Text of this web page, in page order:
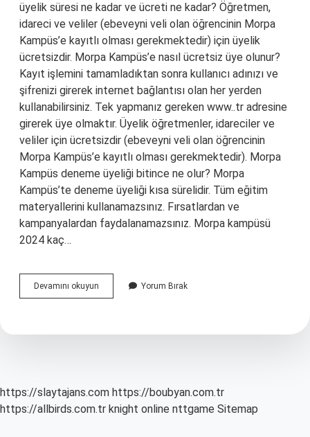
üyelik süresi ne kadar ve ücreti ne kadar? Öğretmen,
idareci ve veliler (ebeveyni veli olan öğrencinin Morpa
Kampüs’e kayıtlı olması gerekmektedir) için üyelik
ücretsizdir. Morpa Kampüs’e nasıl ücretsiz üye olunur?
Kayıt işlemini tamamladıktan sonra kullanıcı adınızı ve
şifrenizi girerek internet bağlantısı olan her yerden
kullanabilirsiniz. Tek yapmanız gereken www..tr adresine
girerek üye olmaktır. Üyelik öğretmenler, idareciler ve
veliler için ücretsizdir (ebeveyni veli olan öğrencinin
Morpa Kampüs’e kayıtlı olması gerekmektedir). Morpa
Kampüs deneme üyeliği bitince ne olur? Morpa
Kampüs’te deneme üyeliği kısa sürelidir. Tüm eğitim
materyallerini kullanamazsınız. Fırsatlardan ve
kampanyalardan faydalanamazsınız. Morpa kampüsü
2024 kaç…
Devamını okuyun
Kampüs
Ücretsiz
Yorum Bırak
https://slaytajans.com https://boubyan.com.tr
https://allbirds.com.tr knight online nttgame Sitemap